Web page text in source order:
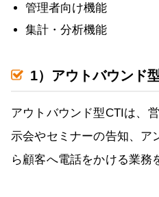
管理者向け機能
集計・分析機能
1）アウトバウンド
アウトバウンド型CTIは、
示会やセミナーの告知、ア
ら顧客へ電話をかける業務